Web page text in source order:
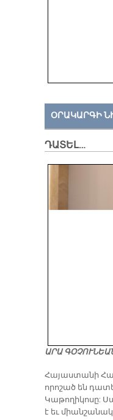
ՕՐԱԿԱՐԳԻ
ԴԱՏԵԼ…
ԱՐԱ
​Հայաստանի
որոշած են
Կաթողիկոսը:
է եւ